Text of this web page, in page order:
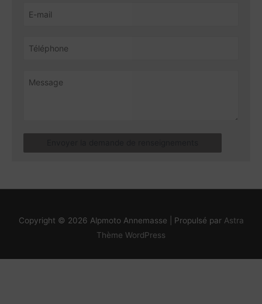
Copyright © 2026 Alpmoto Annemasse | Propulsé par Astra
Thème WordPress